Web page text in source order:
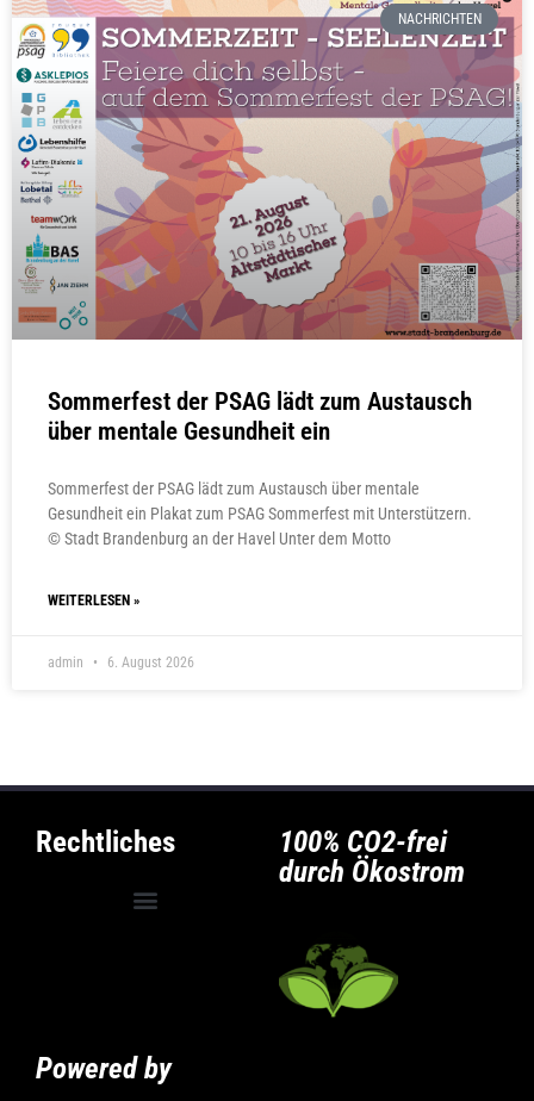
NACHRICHTEN
Sommerfest der PSAG lädt zum Austausch
über mentale Gesundheit ein
Sommerfest der PSAG lädt zum Austausch über mentale
Gesundheit ein Plakat zum PSAG Sommerfest mit Unterstützern.
© Stadt Brandenburg an der Havel Unter dem Motto
WEITERLESEN »
admin 6. August 2026
Rechtliches
100% CO2-frei
durch Ökostrom
Powered by